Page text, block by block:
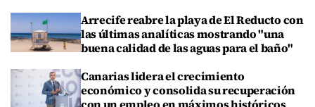
Arrecife reabre la playa de El Reducto con
las últimas analíticas mostrando "una
buena calidad de las aguas para el baño"
Canarias lidera el crecimiento
económico y consolida su recuperación